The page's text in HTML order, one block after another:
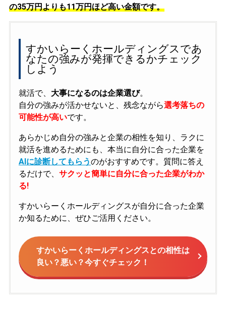
の35万円よりも11万円ほど高い金額です。
すかいらーくホールディングスであ
なたの強みが発揮できるかチェック
しよう
就活で、 大事になるのは企業選び。
自分の強みが活かせないと、残念ながら選考落ちの
可能性が高いです。
あらかじめ自分の強みと企業の相性を知り、ラクに
就活を進めるためにも、本当に自分に合った企業を
AIに診断してもらうのがおすすめです。質問に答え
るだけで、 サクッと簡単に自分に合った企業がわか
る!
すかいらーくホールディングスが自分に合った企業
か知るために、ぜひご活用ください。
すかいらーくホールディングスとの相性は
良い？悪い？今すぐチェック！